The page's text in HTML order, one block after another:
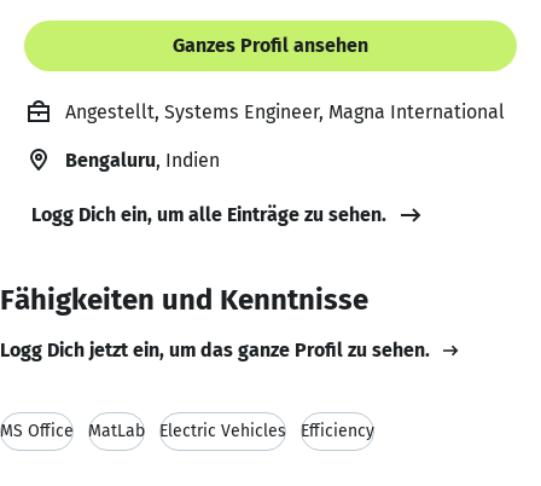
Ganzes Profil ansehen
Angestellt, Systems Engineer, Magna International
Bengaluru, Indien
Logg Dich ein, um alle Einträge zu sehen.
Fähigkeiten und Kenntnisse
Logg Dich jetzt ein, um das ganze Profil zu sehen.
MS Office MatLab Electric Vehicles Efficiency